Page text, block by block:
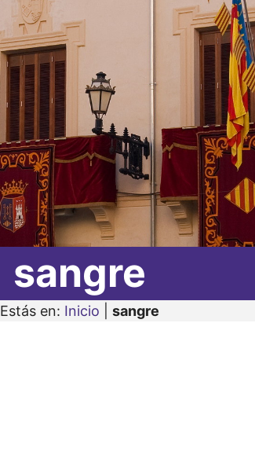
sangre
Estás en: Inicio sangre